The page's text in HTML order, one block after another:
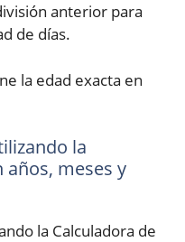
anterior para
de días.
la edad exacta en
la
años, meses y
la Calculadora de